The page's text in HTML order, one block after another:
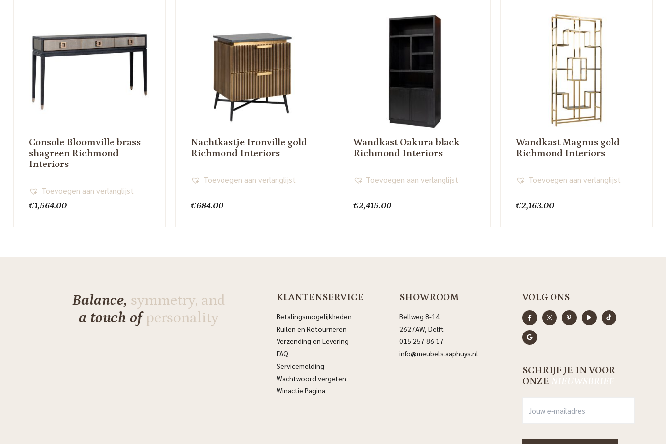
Console Bloomville brass
shagreen Richmond
Interiors
€1,564.00
Toevoegen aan verlanglijst
Nachtkastje Ironville gold
Richmond Interiors
€684.00
Toevoegen aan verlanglijst
Wandkast Oakura black
Richmond Interiors
€2,415.00
Toevoegen aan verlanglijst
Wandkast Magnus gold
Richmond Interiors
€2,163.00
Toevoegen aan verlanglijst
Balance, symmetry, and
a touch ofpersonality
KLANTENSERVICE
Betalingsmogelijkheden
Ruilen en Retourneren
Verzending en Levering
FAQ
Servicemelding
Wachtwoord vergeten
Winactie Pagina
SHOWROOM
Bellweg 8-14
2627AW, Delft
015 257 86 17
info@meubelslaaphuys.nl
VOLG ONS
SCHRIJF JE IN VOOR
ONZE NIEUWSBRIEF